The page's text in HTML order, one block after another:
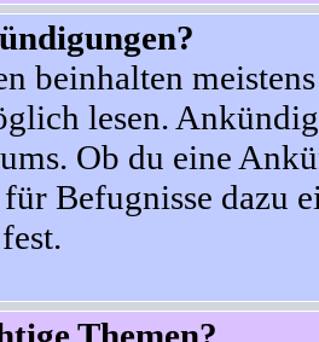
beinhalten
lesen.
Ob du eine
Befugnisse dazu